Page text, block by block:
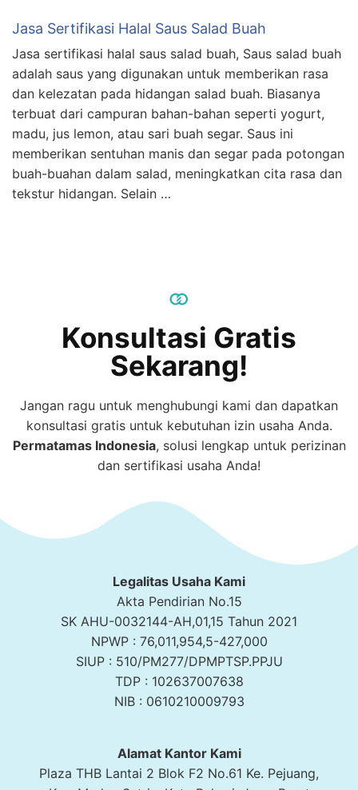
Jasa Sertifikasi Halal Saus Salad Buah
Jasa sertifikasi halal saus salad buah, Saus salad buah
adalah saus yang digunakan untuk memberikan rasa
dan kelezatan pada hidangan salad buah. Biasanya
terbuat dari campuran bahan-bahan seperti yogurt,
madu, jus lemon, atau sari buah segar. Saus ini
memberikan sentuhan manis dan segar pada potongan
buah-buahan dalam salad, meningkatkan cita rasa dan
tekstur hidangan. Selain …
Konsultasi Gratis
Sekarang!
Jangan ragu untuk menghubungi kami dan dapatkan
konsultasi gratis untuk kebutuhan izin usaha Anda.
PermatamasIndonesia, solusi lengkap untuk perizinan
dan sertifikasi usaha Anda!
Legalitas Usaha Kami
Akta Pendirian No.15
SK AHU-0032144-AH,01,15 Tahun 2021
NPWP : 76,011,954,5-427,000
SIUP : 510/PM277/DPMPTSP.PPJU
TDP : 102637007638
NIB : 0610210009793
Alamat Kantor Kami
Plaza THB Lantai 2 Blok F2 No.61 Ke. Pejuang,